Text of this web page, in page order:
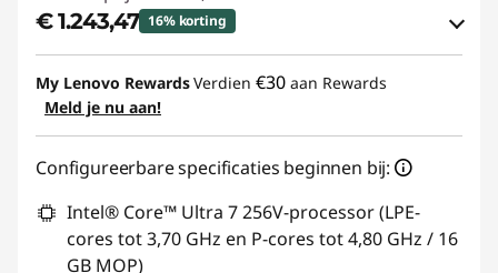
€ 1.243,47 16% korting
eCoupon-besparingen :-€ 245,54
eCoupon gebruiken :
My Lenovo RewardsVerdien €30 aan Rewards
Meld je nu aan!
Configureerbare specificaties beginnen bij:
Intel® Core™ Ultra 7 256V-processor (LPE-
cores tot 3,70 GHz en P-cores tot 4,80 GHz / 16
GB MOP)